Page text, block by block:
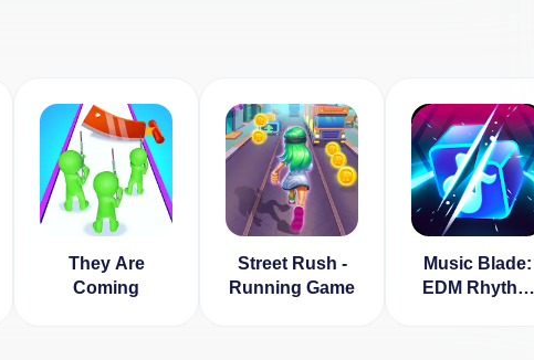
They Are
Coming
Street Rush -
Running Game
Music Blade:
EDM Rhythm